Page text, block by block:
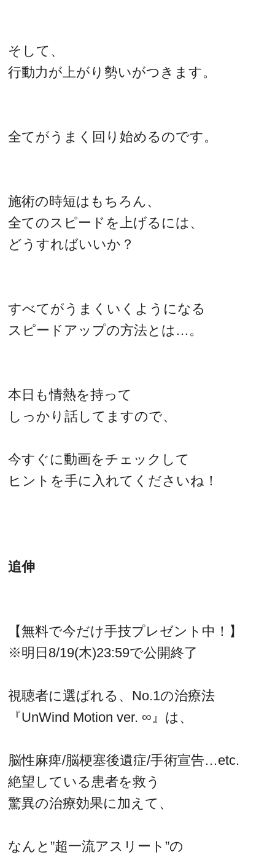
そして、
行動力が上がり勢いがつきます。
全てがうまく回り始めるのです。
施術の時短はもちろん、
全てのスピードを上げるには、
どうすればいいか？
すべてがうまくいくようになる
スピードアップの方法とは…。
本日も情熱を持って
しっかり話してますので、
今すぐに動画をチェックして
ヒントを手に入れてくださいね！
追伸
【無料で今だけ手技プレゼント中！】
※明日8/19(木)23:59で公開終了
視聴者に選ばれる、No.1の治療法
『UnWind Motion ver. ∞』は、
脳性麻痺/脳梗塞後遺症/手術宣告…etc.
絶望している患者を救う
驚異の治療効果に加えて、
なんと”超一流アスリート”の